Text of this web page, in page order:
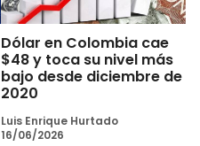
Dólar en Colombia cae
$48 y toca su nivel más
bajo desde diciembre de
2020
Luis Enrique Hurtado
16/06/2026